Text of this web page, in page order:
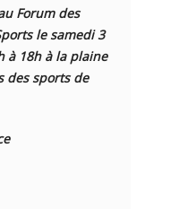
Forum des
le samedi 3
à 18h à la plaine
des sports de